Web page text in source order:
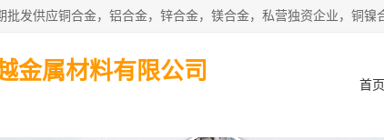
金属材料有限公司
首页